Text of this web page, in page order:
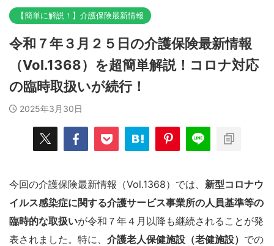
【簡単に解説！】介護保険最新情報
令和７年３月２５日の介護保険最新情報
（Vol.1368）を超簡単解説！コロナ対応
の臨時取扱いが続行！
2025年3月30日
今回の介護保険最新情報（Vol.1368）では、 新型コロナウ
イルス感染症に関する介護サービス事業所の人員基準等の
臨時的な取扱いが令和７年４月以降も継続されることが発
表されました。特に、 介護老人保健施設（老健施設） での